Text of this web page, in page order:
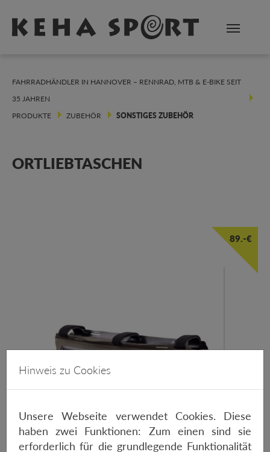
FAHRRADHÄNDLER IN HANNOVER – RENNRAD, MTB & E-BIKE SEIT
35 JAHREN
PRODUKTE
ZUBEHÖR SONSTIGES ZUBEHÖR
ORTLIEBTASCHEN
89.-€
Hinweis zu Cookies
Unsere Webseite verwendet Cookies. Diese
haben zwei Funktionen: Zum einen sind sie
erforderlich für die grundlegende Funktionalität